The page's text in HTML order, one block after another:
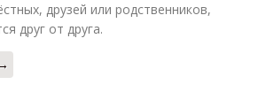
друзей или родственников,
друг от друга.